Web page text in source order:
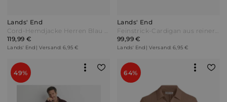
Lands' End
Cord-Hemdjacke Herren Blau by Lands' End
119,99 €
Lands' End | Versand: 6,95 €
Lands' End
Feinstrick-Cardigan aus reiner Baumwolle mit Argyle-Muster Herren Grün by Lands' End
99,99 €
Lands' End | Versand: 6,95 €
49% 64%